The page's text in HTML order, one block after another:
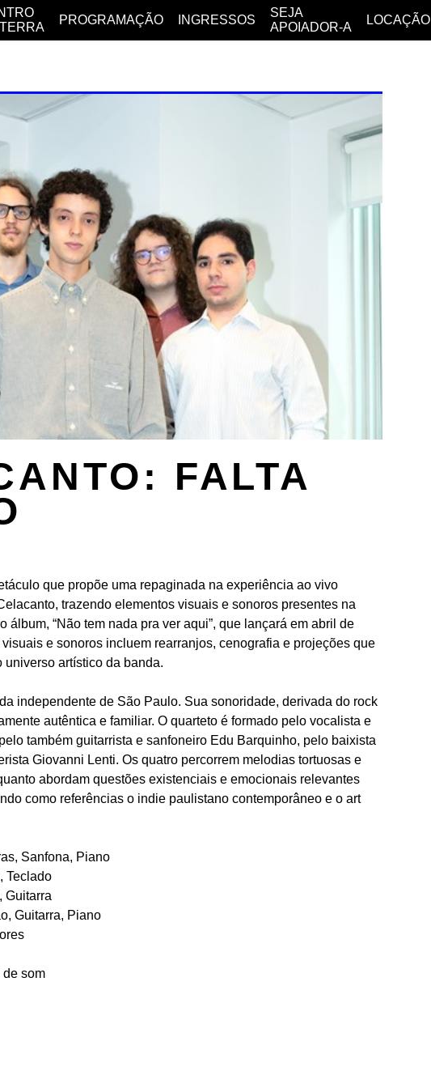
PROGRAMAÇÃO INGRESSOS
SEJA
APOIADOR-A
LOCAÇÃO
FALTA
que propõe uma repaginada na experiência ao vivo
trazendo elementos visuais e sonoros presentes na
álbum, “Não tem nada pra ver aqui”, que lançará em abril de
e sonoros incluem rearranjos, cenografia e projeções que
artístico da banda.
independente de São Paulo. Sua sonoridade, derivada do rock
autêntica e familiar. O quarteto é formado pelo vocalista e
também guitarrista e sanfoneiro Edu Barquinho, pelo baixista
Giovanni Lenti. Os quatro percorrem melodias tortuosas e
abordam questões existenciais e emocionais relevantes
como referências o indie paulistano contemporâneo e o art
Sanfona, Piano
Teclado
Guitarra
Guitarra, Piano
de som